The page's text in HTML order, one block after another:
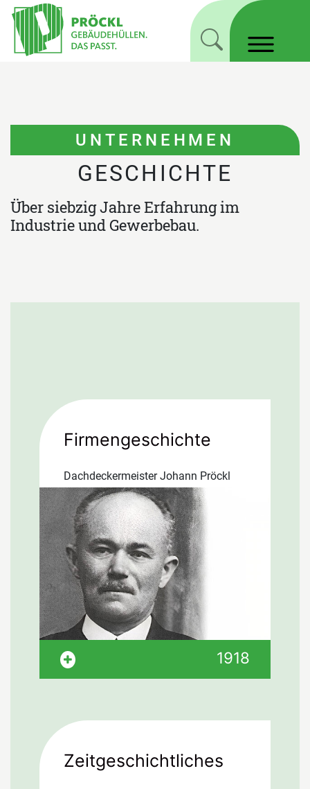
UNTERNEHMEN
GESCHICHTE
Über siebzig Jahre Erfahrung im
Industrie und Gewerbebau.
Firmengeschichte
Dachdeckermeister Johann Pröckl
wird 1898 in Steingrün/Asch, damals
Österreichisch-Ungarisches
Kaiserreich, geboren. Die Eltern Adam
und Margarete führten einen
Steinmetzbetrieb. Mit sechzehn wird
Johann als Soldat eingezogen. Nach
der…
Dachdeckermeister Johann Pröckl
wird 1898 in Steingrün/Asch, damals
Österreichisch-Ungarisches
und Margarete führten einen
Johann als Soldat eingezogen. Nach
1918
Zeitgeschichtliches